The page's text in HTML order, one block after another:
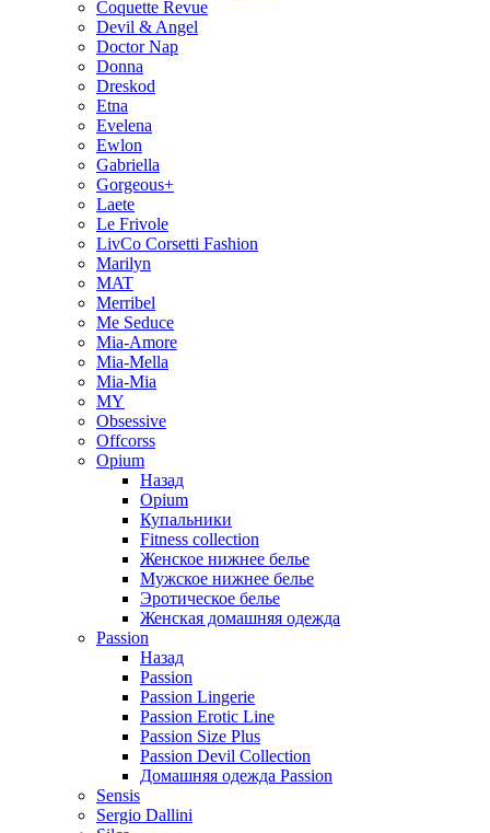
Coquette Revue
Devil & Angel
Doctor Nap
Donna
Dreskod
Etna
Evelena
Ewlon
Gabriella
Gorgeous+
Laete
Le Frivole
LivCo Corsetti Fashion
Marilyn
MAT
Merribel
Me Seduce
Mia-Amore
Mia-Mella
Mia-Mia
MY
Obsessive
Offcorss
Opium
Назад
Opium
Купальники
Fitness collection
Женское нижнее белье
Мужское нижнее белье
Эротическое белье
Женская домашняя одежда
Passion
Назад
Passion
Passion Lingerie
Passion Erotic Line
Passion Size Plus
Passion Devil Collection
Домашняя одежда Passion
Sensis
Sergio Dallini